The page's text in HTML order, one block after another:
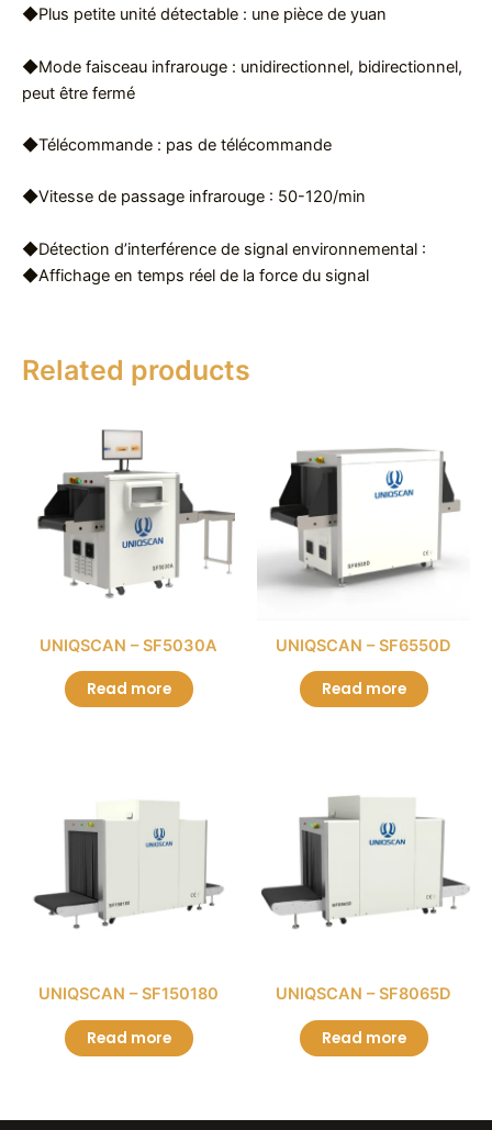
◆Plus petite unité détectable : une pièce de yuan
◆Mode faisceau infrarouge : unidirectionnel, bidirectionnel,
peut être fermé
◆Télécommande : pas de télécommande
◆Vitesse de passage infrarouge : 50-120/min
◆Détection d’interférence de signal environnemental :
◆Affichage en temps réel de la force du signal
Related products
UNIQSCAN – SF5030A
Read more
UNIQSCAN – SF6550D
Read more
UNIQSCAN – SF150180
Read more
UNIQSCAN – SF8065D
Read more